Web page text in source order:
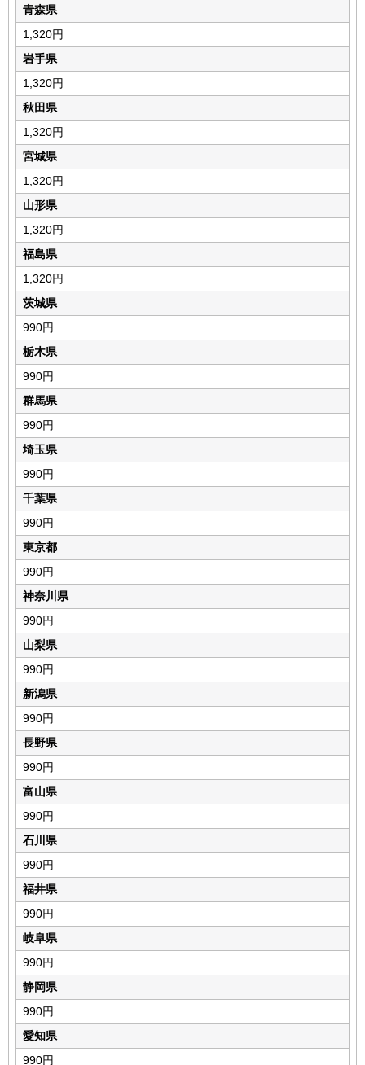
青森県
1,320円
岩手県
1,320円
秋田県
1,320円
宮城県
1,320円
山形県
1,320円
福島県
1,320円
茨城県
990円
栃木県
990円
群馬県
990円
埼玉県
990円
千葉県
990円
東京都
990円
神奈川県
990円
山梨県
990円
新潟県
990円
長野県
990円
富山県
990円
石川県
990円
福井県
990円
岐阜県
990円
静岡県
990円
愛知県
990円